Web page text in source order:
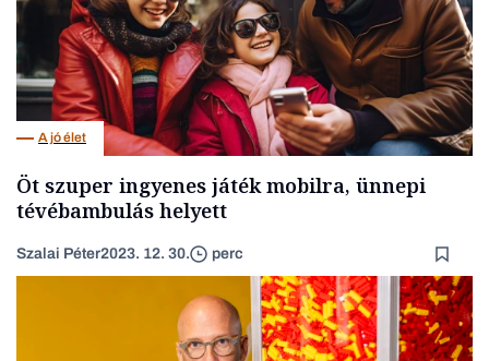
A jó élet
Öt szuper ingyenes játék mobilra, ünnepi
tévébambulás helyett
Szalai Péter2023. 12. 30. perc